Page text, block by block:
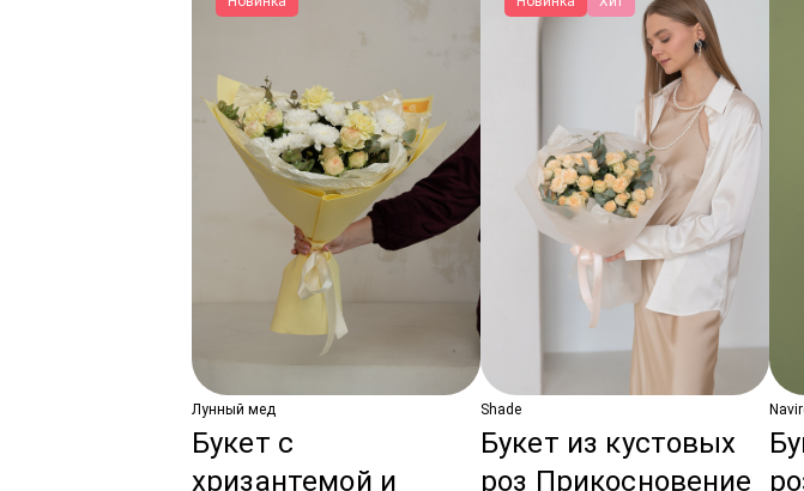
Лунный мед
Букет с
хризантемой и
Shade
Букет из кустовых
роз Прикосновение